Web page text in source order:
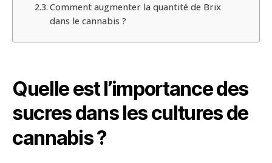
Comment augmenter la quantité de Brix
dans le cannabis ?
Quelle est l’importance des
sucres dans les cultures de
cannabis ?